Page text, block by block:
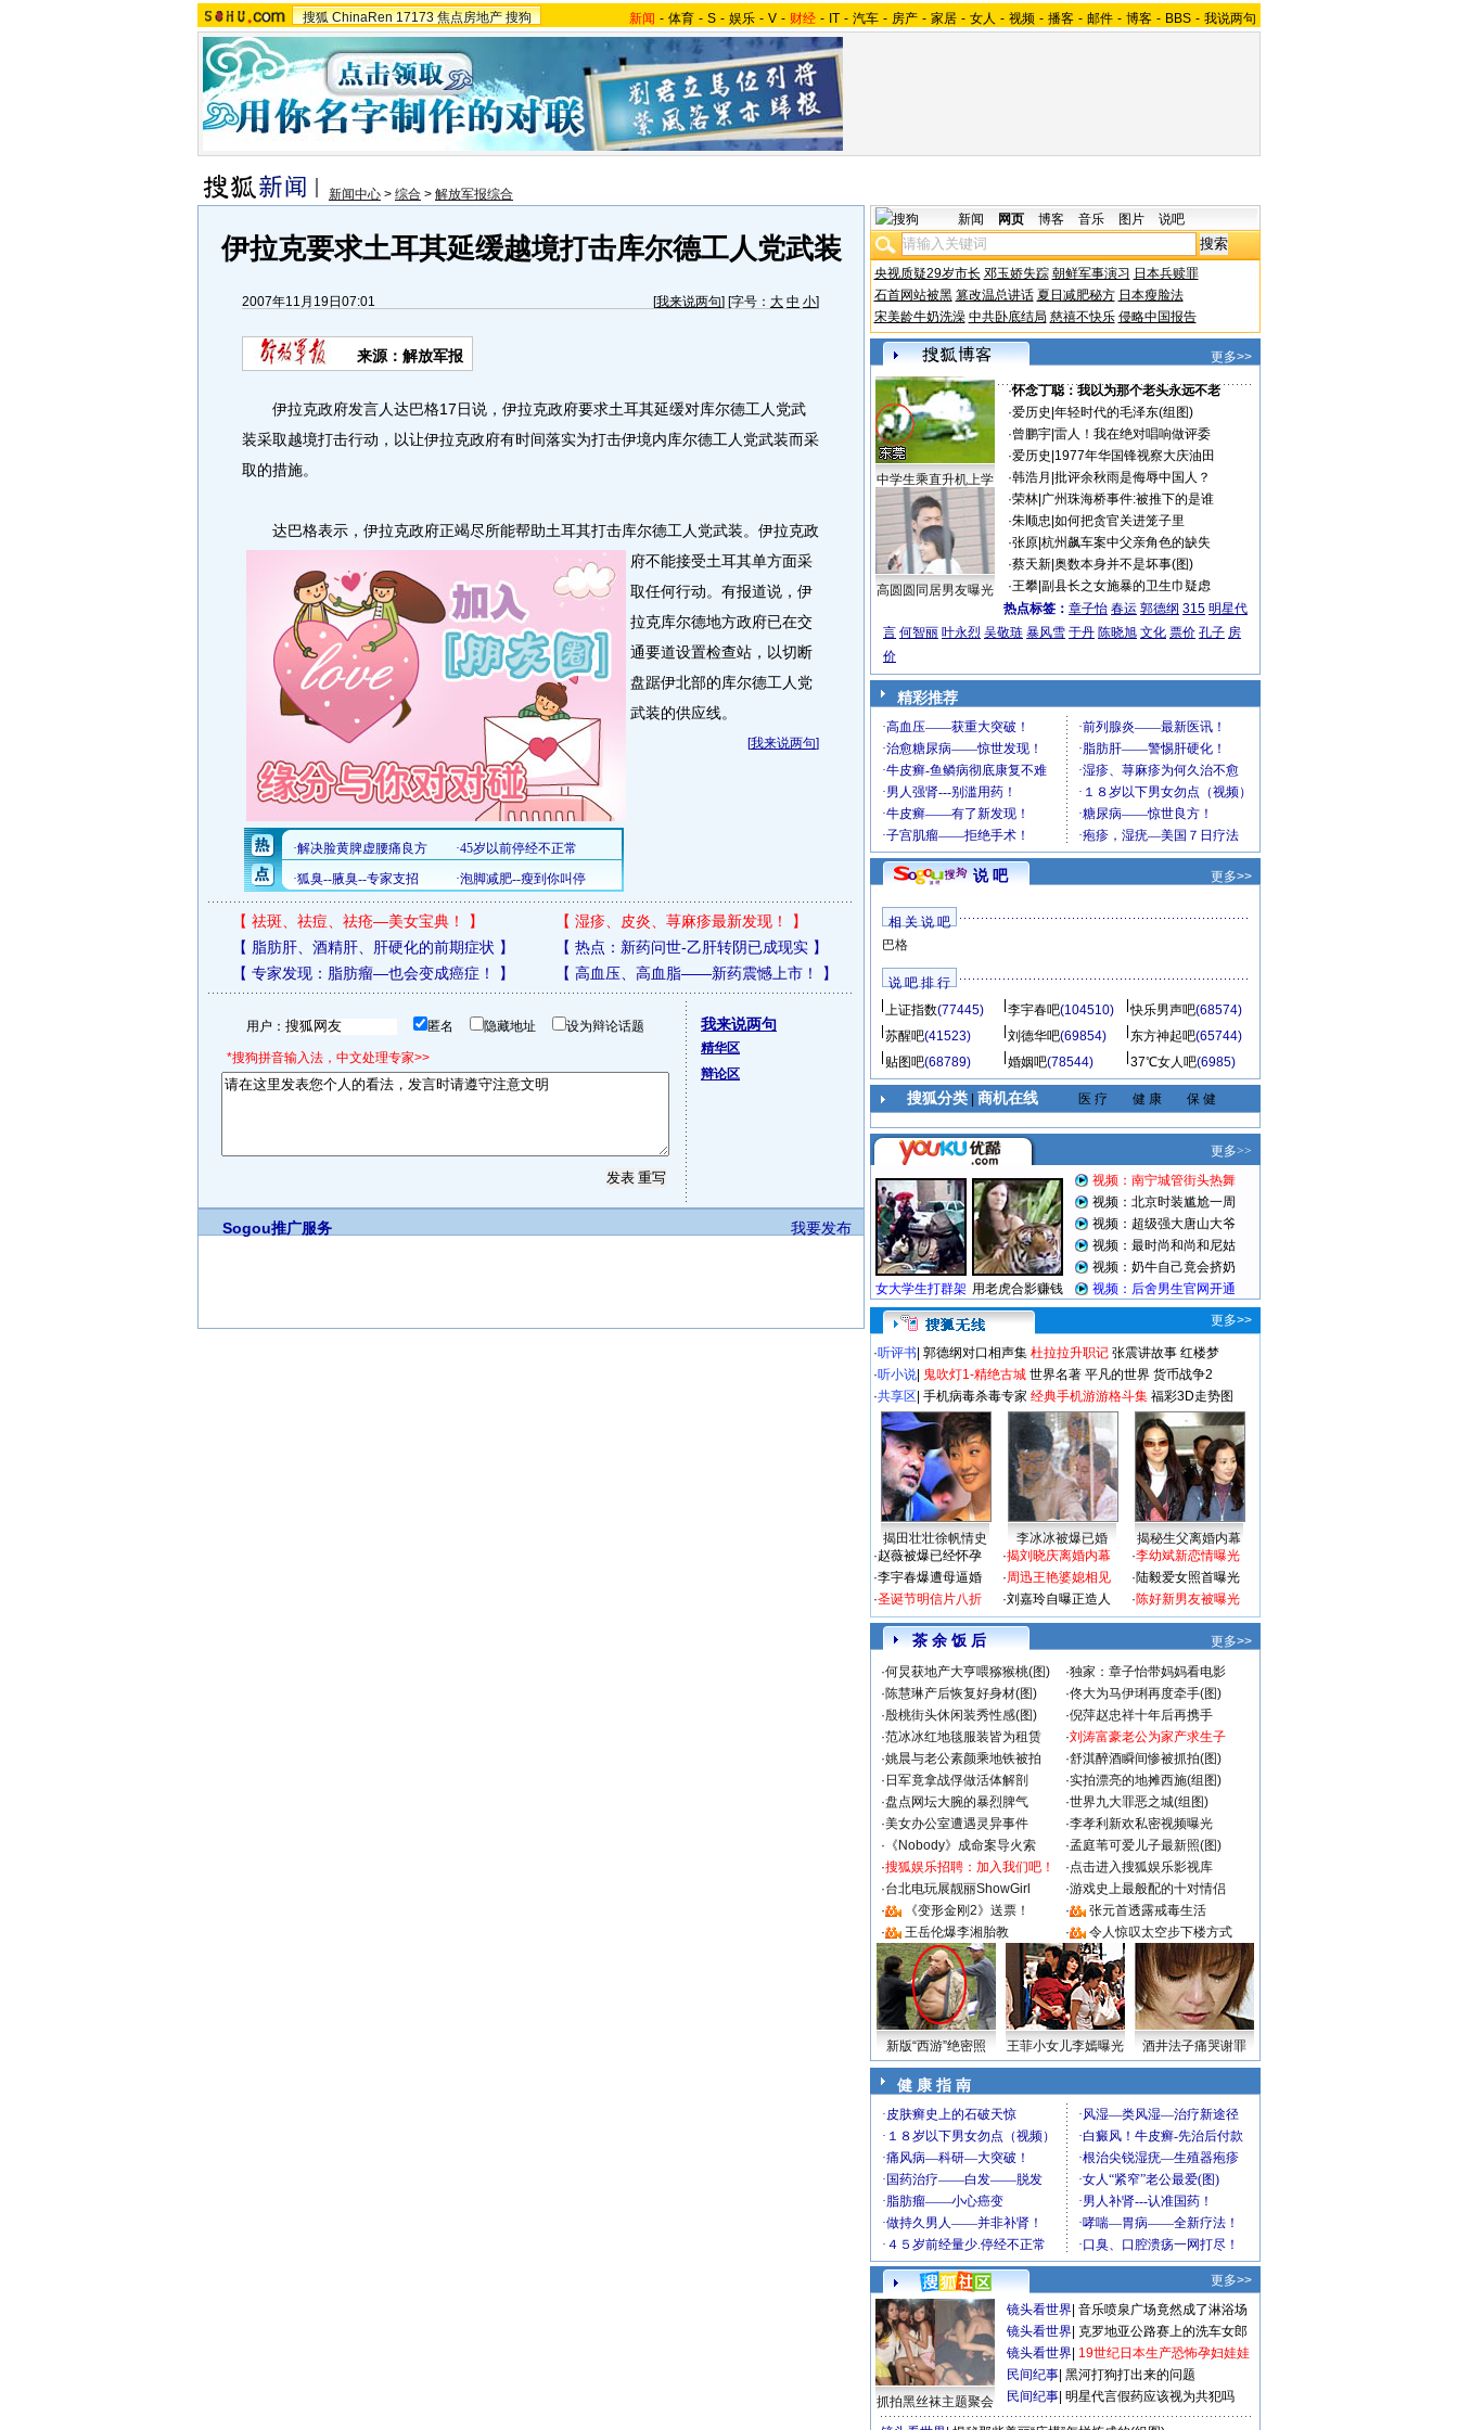
搜狐 ChinaRen 17173 焦点房地产 搜狗 新闻 - 体育 - S - 娱乐 - V - 财经 - IT - 汽车 - 房产 - 家居 - 女人 - 视频 - 播客 - 邮件 - 博客 - BBS - 我说两句
新闻中心 > 综合 > 解放军报综合
伊拉克要求土耳其延缓越境打击库尔德工人党武装
2007年11月19日07:01 [我来说两句] [字号： 大 中 小]
来源：解放军报
伊拉克政府发言人达巴格17日说，伊拉克政府要求土耳其延缓对库尔德工人党武
装采取越境打击行动，以让伊拉克政府有时间落实为打击伊境内库尔德工人党武装而采
取的措施。
达巴格表示，伊拉克政府正竭尽所能帮助土耳其打击库尔德工人党武装。 伊拉克政
府不能接受土耳其单方面采
取任何行动。有报道说，伊
拉克库尔德地方政府已在交
通要道设置检查站，以切断
盘踞伊北部的库尔德工人党
武装的供应线。
[我来说两句]
【 祛斑、祛痘、祛疮—美女宝典！ 】 【 湿疹、皮炎、荨麻疹最新发现！
】
【 脂肪肝、酒精肝、肝硬化的前期症状 】 【 热点：新药问世-乙肝转阴已成现实】
【 专家发现：脂肪瘤—也会变成癌症！ 】 【 高血压、高血脂——新药震憾上市！ 】
用户： 匿名 隐藏地址 设为辩论话题
*搜狗拼音输入法，中文处理专家>>
我来说两句
精华区
辩论区
我要发布
Sogou推广服务
新闻 网页 博客 音乐 图片 说吧
央视质疑29岁市长 邓玉娇失踪 朝鲜军事演习 日本兵赎罪
石首网站被黑 篡改温总讲话 夏日减肥秘方 日本瘦脸法
宋美龄牛奶洗澡 中共卧底结局 慈禧不快乐 侵略中国报告
更多>>
中学生乘直升机上学
高圆圆同居男友曝光
·怀念丁聪：我以为那个老头永远不老
·爱历史 年轻时代的毛泽东(组图)
·曾鹏宇| 雷人！我在绝对唱响做评委
·爱历史 1977年华国锋视察大庆油田
·韩浩月 批评余秋雨是侮辱中国人？
·荣林| 广州珠海桥事件:被推下的是谁
·朱顺忠 如何把贪官关进笼子里
·张原| 杭州飙车案中父亲角色的缺失
·蔡天新| 奥数本身并不是坏事(图)
·王攀| 副县长之女施暴的卫生巾疑虑
热点标签： 章子怡 春运 郭德纲 315 明星代
言 何智丽 叶永烈 吴敬琏 暴风雪 于丹 陈晓旭 文化 票价 孔子 房
价
精彩推荐
说 吧 更多>>
相 关 说 吧
巴格
说 吧 排 行
上证指数(77445) 李宇春吧(104510) 快乐男声吧(68574)
苏醒吧(41523) 刘德华吧(69854) 东方神起吧(65744)
贴图吧(68789) 婚姻吧(78544) 37℃女人吧(6985)
搜狐分类| 商机在线 医 疗 健 康 保 健
更多>>
·听评书 郭德纲对口相声集 杜拉拉升职记 张震讲故事 红楼梦
·听小说 鬼吹灯1-精绝古城 世界名著 平凡的世界 货币战争2
·共享区 手机病毒杀毒专家 经典手机游游格斗集 福彩3D走势图
揭田壮壮徐帆情史 李冰冰被爆已婚
揭秘生父离婚内幕
·赵薇被爆已经怀孕
·李宇春爆遭母逼婚
·圣诞节明信片八折
·揭刘晓庆离婚内幕
·周迅王艳婆媳相见
·刘嘉玲自曝正造人
·李幼斌新恋情曝光
·陆毅爱女照首曝光
·陈好新男友被曝光
茶 余 饭 后
更多>>
·何炅获地产大亨喂猕猴桃(图) ·独家：章子怡带妈妈看电影
·陈慧琳产后恢复好身材(图) ·佟大为马伊琍再度牵手(图)
·殷桃街头休闲装秀性感(图) ·倪萍赵忠祥十年后再携手
·范冰冰红地毯服装皆为租赁 ·刘涛富豪老公为家产求生子
·姚晨与老公素颜乘地铁被拍 ·舒淇醉酒瞬间惨被抓拍(图)
· 日军竟拿战俘做活体解剖 ·实拍漂亮的地摊西施(组图)
·盘点网坛大腕的暴烈脾气 ·世界九大罪恶之城(组图)
·美女办公室遭遇灵异事件 ·李孝利新欢私密视频曝光
· 《Nobody》成命案导火索 ·孟庭苇可爱儿子最新照(图)
·搜狐娱乐招聘：加入我们吧！ ·点击进入搜狐娱乐影视库
·台北电玩展靓丽ShowGirl ·游戏史上最般配的十对情侣
·
《变形金刚2》送票！ ·
张元首透露戒毒生活
·
王岳伦爆李湘胎教 · 令人惊叹太空步下楼方式
新版“西游”绝密照 王菲小女儿李嫣曝光 酒井法子痛哭谢罪
健 康 指 南
更多>>
抓拍黑丝袜主题聚会
镜头看世界 音乐喷泉广场竟然成了淋浴场
镜头看世界 克罗地亚公路赛上的洗车女郎
镜头看世界 19世纪日本生产恐怖孕妇娃娃
民间纪事 黑河打狗打出来的问题
民间纪事 明星代言假药应该视为共犯吗